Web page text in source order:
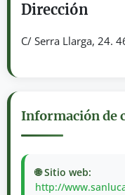
Dirección
C/ Serra Llarga, 24.
Información de
🌐 Sitio web:
http://